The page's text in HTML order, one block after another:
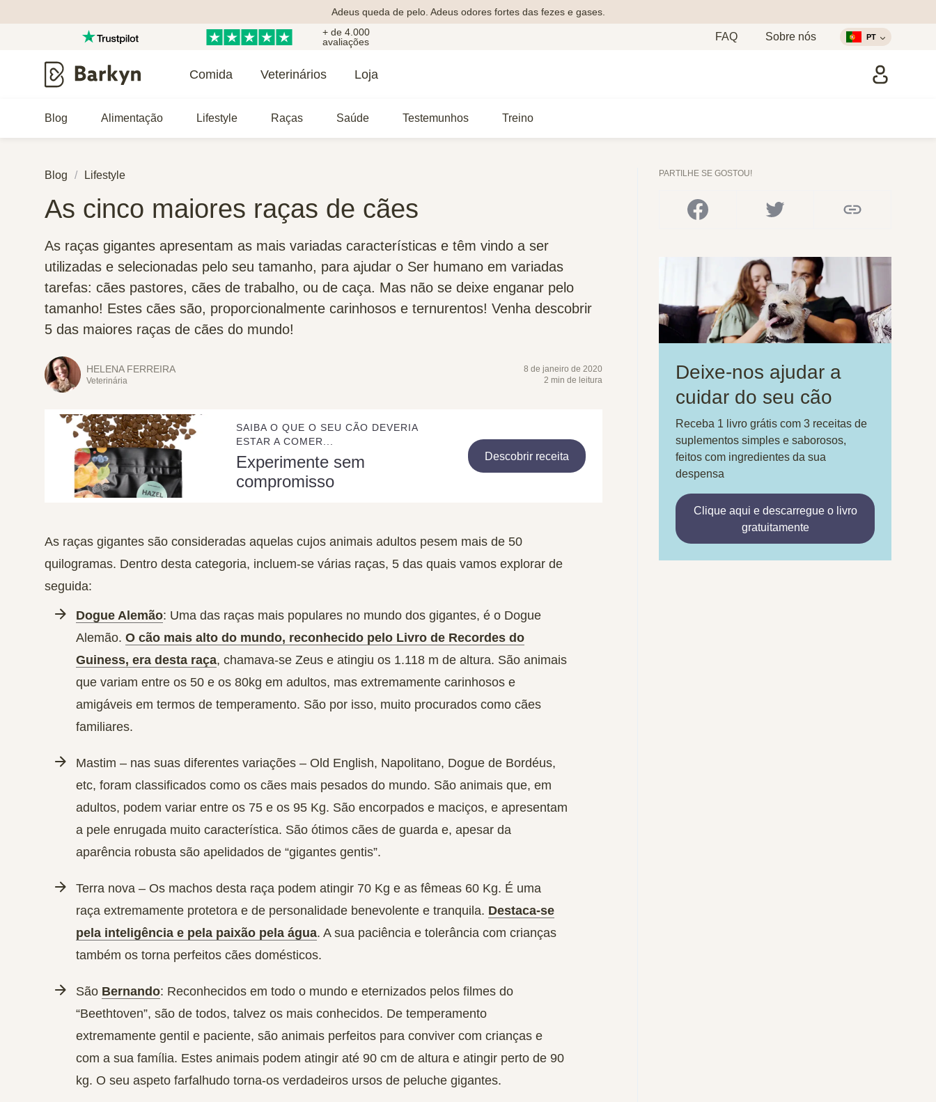
Adeus queda de pelo. Adeus odores fortes das fezes e gases.
+ de 4.000
avaliações
FAQ Sobre nós PT
Comida Veterinários Loja
Blog Alimentação Lifestyle Raças Saúde Testemunhos Treino
Blog Lifestyle
As cinco maiores raças de cães
As raças gigantes apresentam as mais variadas características e têm vindo a ser
utilizadas e selecionadas pelo seu tamanho, para ajudar o Ser humano em variadas
tarefas: cães pastores, cães de trabalho, ou de caça. Mas não se deixe enganar pelo
tamanho! Estes cães são, proporcionalmente carinhosos e ternurentos! Venha descobrir
5 das maiores raças de cães do mundo!
HELENA FERREIRA
Veterinária
8 de janeiro de 2020
2 min de leitura
SAIBA O QUE O SEU CÃO DEVERIA
ESTAR A COMER...
Experimente sem
compromisso
Descobrir receita
As raças gigantes são consideradas aquelas cujos animais adultos pesem mais de 50
quilogramas. Dentro desta categoria, incluem-se várias raças, 5 das quais vamos explorar de
seguida:
Dogue Alemão: Uma das raças mais populares no mundo dos gigantes, é o Dogue
Alemão. O cão mais alto do mundo, reconhecido pelo Livro de Recordes do
Guiness, era desta raça, chamava-se Zeus e atingiu os 1.118 m de altura. São animais
que variam entre os 50 e os 80kg em adultos, mas extremamente carinhosos e
amigáveis em termos de temperamento. São por isso, muito procurados como cães
familiares.
Mastim – nas suas diferentes variações – Old English, Napolitano, Dogue de Bordéus,
etc, foram classificados como os cães mais pesados do mundo. São animais que, em
adultos, podem variar entre os 75 e os 95 Kg. São encorpados e maciços, e apresentam
a pele enrugada muito característica. São ótimos cães de guarda e, apesar da
aparência robusta são apelidados de “gigantes gentis”.
Terra nova – Os machos desta raça podem atingir 70 Kg e as fêmeas 60 Kg. É uma
raça extremamente protetora e de personalidade benevolente e tranquila. Destaca-se
pela inteligência e pela paixão pela água. A sua paciência e tolerância com crianças
também os torna perfeitos cães domésticos.
São Bernando: Reconhecidos em todo o mundo e eternizados pelos filmes do
“Beethtoven”, são de todos, talvez os mais conhecidos. De temperamento
extremamente gentil e paciente, são animais perfeitos para conviver com crianças e
com a sua família. Estes animais podem atingir até 90 cm de altura e atingir perto de 90
kg. O seu aspeto farfalhudo torna-os verdadeiros ursos de peluche gigantes.
PARTILHE SE GOSTOU!
Deixe-nos ajudar a
cuidar do seu cão
Receba 1 livro grátis com 3 receitas de
suplementos simples e saborosos,
feitos com ingredientes da sua
despensa
Clique aqui e descarregue o livro
gratuitamente